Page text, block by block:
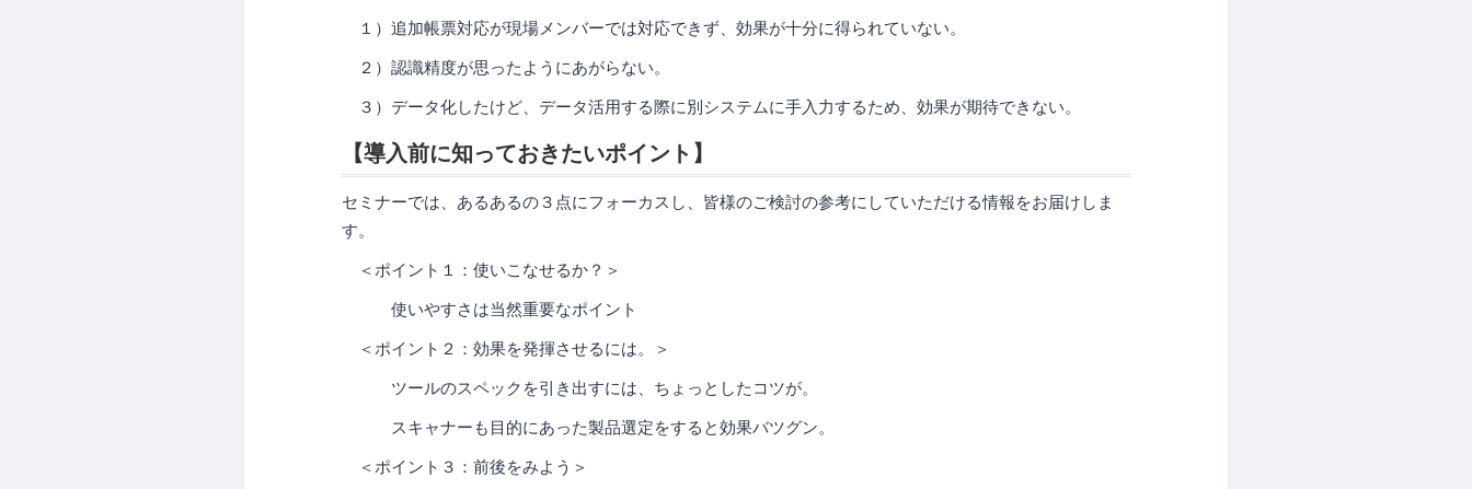
１）追加帳票対応が現場メンバーでは対応できず、効果が十分に得られていない。
２）認識精度が思ったようにあがらない。
３）データ化したけど、データ活用する際に別システムに手入力するため、効果が期待できない。
【導入前に知っておきたいポイント】
セミナーでは、あるあるの３点にフォーカスし、皆様のご検討の参考にしていただける情報をお届けしま
す。
＜ポイント１：使いこなせるか？＞
使いやすさは当然重要なポイント
＜ポイント２：効果を発揮させるには。＞
ツールのスペックを引き出すには、ちょっとしたコツが。
スキャナーも目的にあった製品選定をすると効果バツグン。
＜ポイント３：前後をみよう＞